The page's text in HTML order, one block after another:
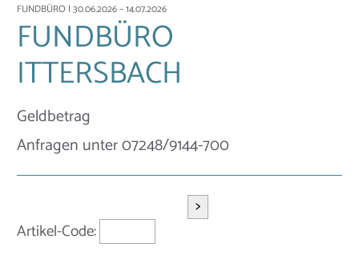
FUNDBÜRO | 30.06.2026 – 14.07.2026
FUNDBÜRO
ITTERSBACH
Geldbetrag
Anfragen unter 07248/9144-700
Artikel-Code:
>